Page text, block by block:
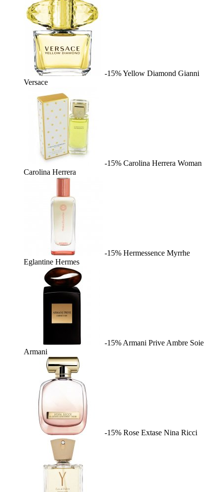
-15%Yellow Diamond Gianni
Versace
-15% Carolina Herrera Woman
Carolina Herrera
-15% Hermessence Myrrhe
Eglantine Hermes
-15% Armani Prive Ambre Soie
Armani
-15% Rose Extase Nina Ricci